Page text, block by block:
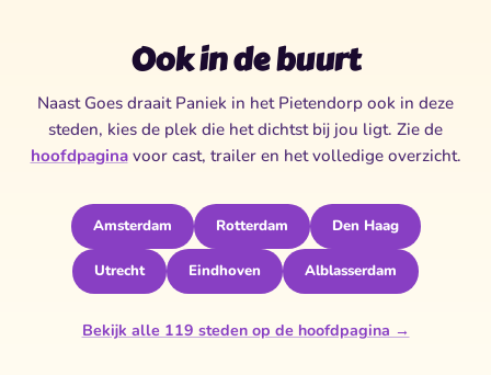
Ook in de buurt
Naast Goes draait Paniek in het Pietendorp ook in deze
steden, kies de plek die het dichtst bij jou ligt. Zie de
hoofdpaginavoor cast, trailer en het volledige overzicht.
Amsterdam Rotterdam Den Haag
Utrecht Eindhoven Alblasserdam
Bekijk alle 119 steden op de hoofdpagina →